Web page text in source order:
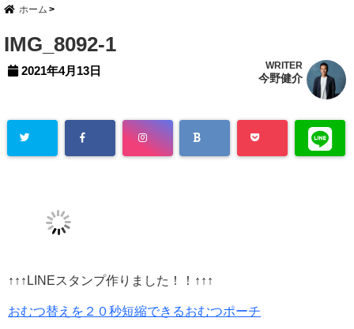
ホーム
IMG_8092-1
2021年4月13日 WRITER
今野健介
↑↑↑LINEスタンプ作りました！！↑↑↑
おむつ替えを２０秒短縮できるおむつポーチ